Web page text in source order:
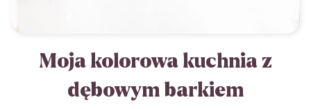
Moja kolorowa kuchnia z
dębowym barkiem